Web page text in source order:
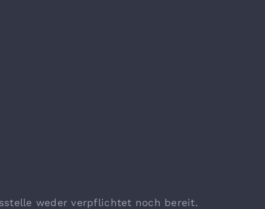
weder verpflichtet noch bereit.